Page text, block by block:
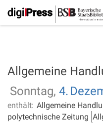
Allgemeine
Sonntag, 4.
enthält: Allgemeine
polytechnische Zeitung